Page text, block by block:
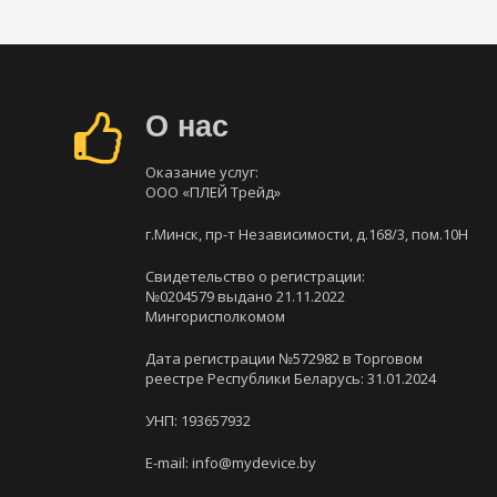
О нас
Оказание услуг:
ООО «ПЛЕЙ Трейд»
г.Минск, пр-т Независимости, д.168/3, пом.10Н
Свидетельство о регистрации:
№0204579 выдано 21.11.2022
Мингорисполкомом
Дата регистрации №572982 в Торговом
реестре Республики Беларусь: 31.01.2024
УНП: 193657932
E-mail: info@mydevice.by